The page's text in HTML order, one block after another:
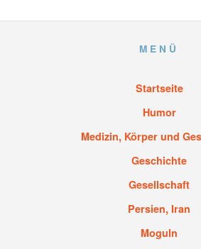
MENÜ
Startseite
Humor
Medizin, Körper und
Geschichte
Gesellschaft
Persien, Iran
Moguln